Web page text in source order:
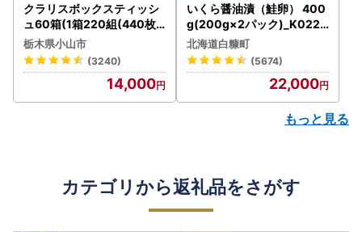
クラリスボックスティッシ
ュ60箱(1箱220組(440枚))
(5個入り×12セット)【配送
不可地域：離島・沖縄県】
【1256759】
栃木県小山市
(3240)
14,000
いくら醤油漬（鮭卵） 400
g(200g×2パック)_K022-
1676
北海道白糠町
(5674)
22,000
もっと見る
カテゴリから返礼品をさがす